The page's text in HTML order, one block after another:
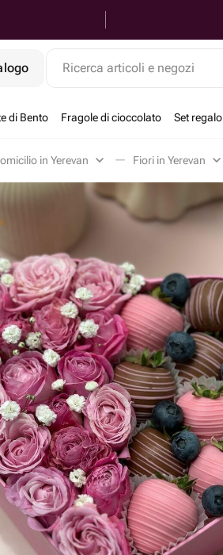
Ricerca articoli e negozi
di Bento Fragole di cioccolato Set regalo
in Yerevan Fiori in Yerevan